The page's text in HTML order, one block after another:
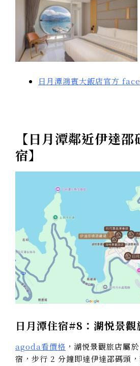
日月潭鴻賓大飯店官方
【日月潭鄰近伊達
宿】
日月潭住宿#8：湖悦景觀
agoda看價格 ，湖悦景觀旅店屬
宿，步行 2 分鐘即達伊達邵碼頭，